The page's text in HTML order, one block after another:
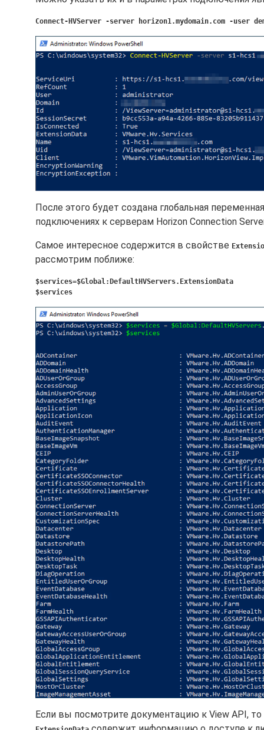
Connect-HVServer -server horizon1.mydomain.com -user
После этого будет создана глобальная
подключениях к серверам Horizon Connection
Самое интересное содержится в свойстве
рассмотрим поближе:
$services=$Global:DefaultHVServers.ExtensionData
$services
Если вы посмотрите документацию к View API,